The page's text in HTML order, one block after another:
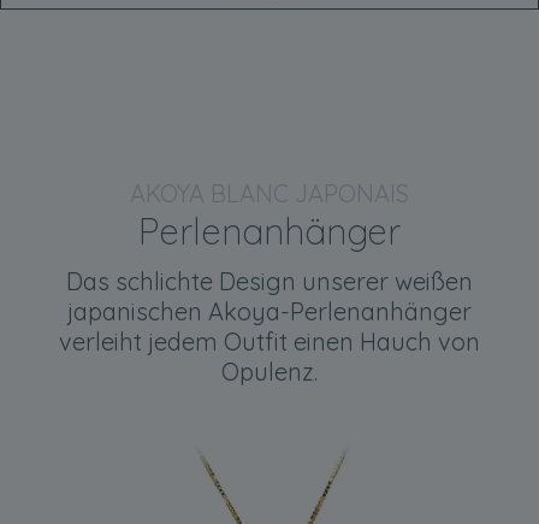
AKOYA BLANC JAPONAIS
Perlenanhänger
Das schlichte Design unserer weißen
japanischen Akoya-Perlenanhänger
verleiht jedem Outfit einen Hauch von
Opulenz.